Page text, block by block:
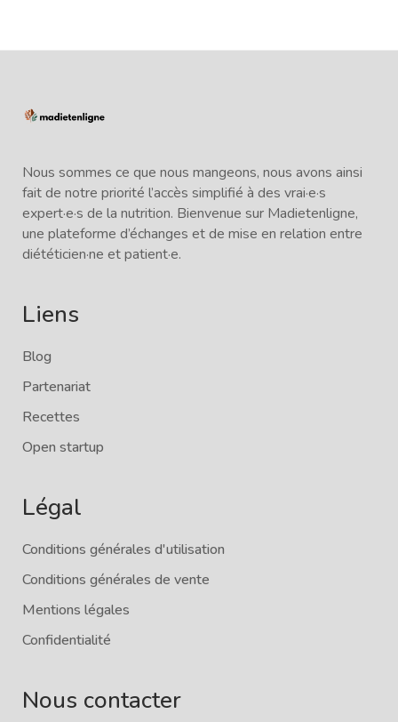
Nous sommes ce que nous mangeons, nous avons ainsi
fait de notre priorité l’accès simplifié à des vrai·e·s
expert·e·s de la nutrition. Bienvenue sur Madietenligne,
une plateforme d’échanges et de mise en relation entre
diététicien·ne et patient·e.
Liens
Blog
Partenariat
Recettes
Open startup
Légal
Conditions générales d'utilisation
Conditions générales de vente
Mentions légales
Confidentialité
Nous contacter